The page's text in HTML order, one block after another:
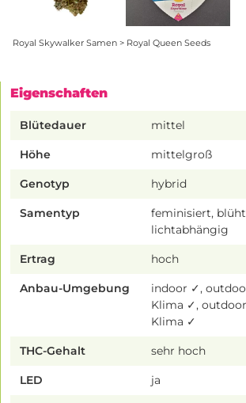
Royal Skywalker Samen > Royal Queen Seeds
Eigenschaften
Blütedauer mittel
Höhe mittelgroß
Genotyp hybrid
Samentyp
feminisiert, blüht
lichtabhängig
Ertrag hoch
Anbau-Umgebung
indoor ✓,
Klima ✓,
Klima ✓
THC-Gehalt sehr hoch
LED ja